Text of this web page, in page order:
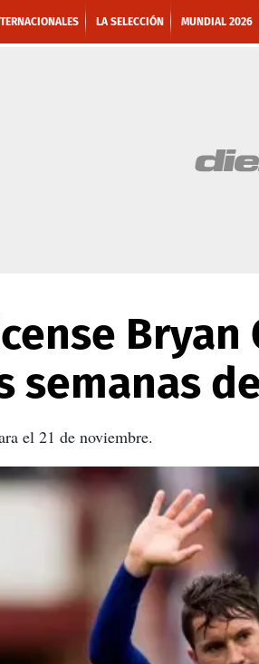
LA SELECCIÓN MUNDIAL 2026
semanas
el 21 de noviembre.